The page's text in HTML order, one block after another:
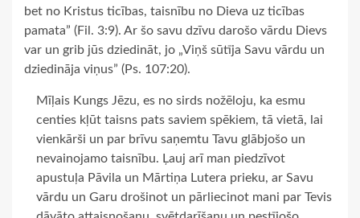
bet no Kristus ticības, taisnību no Dieva uz ticības
pamata” (Fil. 3:9). Ar šo savu dzīvu darošo vārdu Dievs
var un grib jūs dziedināt, jo „Viņš sūtīja Savu vārdu un
dziedināja viņus” (Ps. 107:20).
Mīļais Kungs Jēzu, es no sirds nožēloju, ka esmu
centies kļūt taisns pats saviem spēkiem, tā vietā, lai
vienkārši un par brīvu saņemtu Tavu glābjošo un
nevainojamo taisnību. Ļauj arī man piedzīvot
apustuļa Pāvila un Mārtiņa Lutera prieku, ar Savu
vārdu un Garu drošinot un pārliecinot mani par Tevis